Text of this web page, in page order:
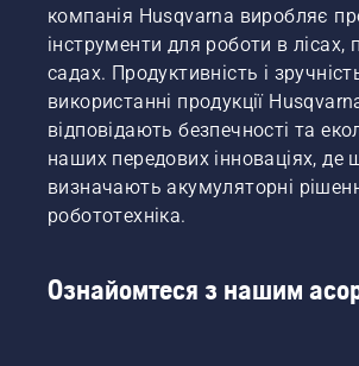
компанія Husqvarna виробляє
інструменти для роботи в лісах,
садах. Продуктивність і
використанні продукції
відповідають безпечності та
наших передових інноваціях, де
визначають акумуляторні
робототехніка.
Ознайомтеся з нашим